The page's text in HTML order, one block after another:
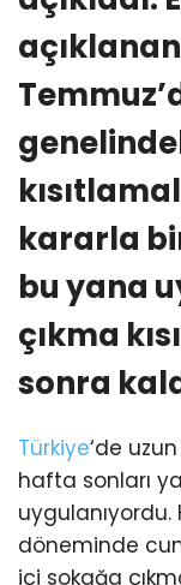
kararla
bu yana
çıkma
sonra
Türkiye‘de
hafta sonları
döneminde
içi sokağa